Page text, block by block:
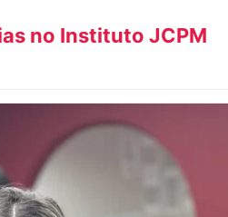
no Instituto JCPM